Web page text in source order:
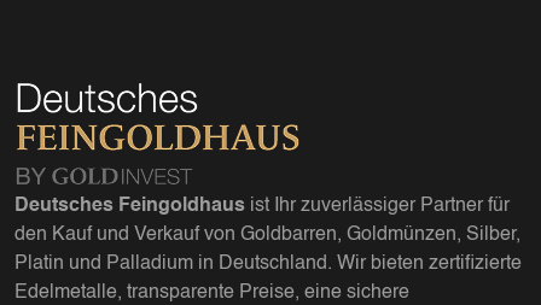
Deutsches Feingoldhaus ist Ihr zuverlässiger Partner für
den Kauf und Verkauf von Goldbarren, Goldmünzen, Silber,
Platin und Palladium in Deutschland. Wir bieten zertifizierte
Edelmetalle, transparente Preise, eine sichere